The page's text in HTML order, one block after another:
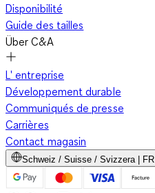
Disponibilité
Guide des tailles
Über C&A
L' entreprise
Développement durable
Communiqués de presse
Carrières
Contact magasin
Schweiz / Suisse / Svizzera | FR